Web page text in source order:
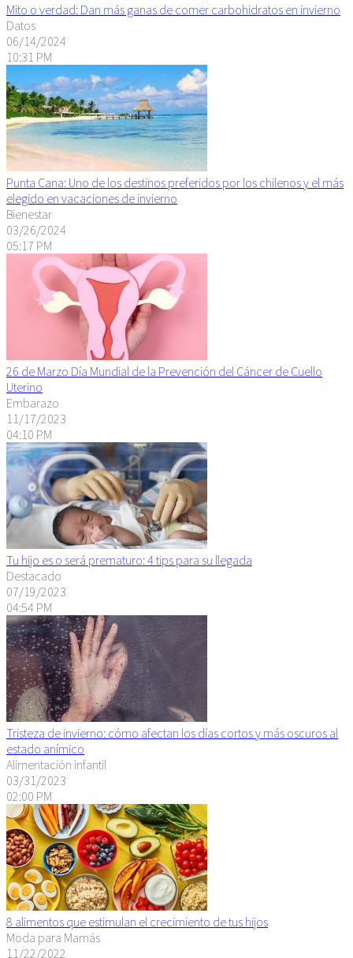
Mito o verdad: Dan más ganas de comer carbohidratos en invierno
Datos
06/14/2024
10:31 PM
Punta Cana: Uno de los destinos preferidos por los chilenos y el más
elegido en vacaciones de invierno
Bienestar
03/26/2024
05:17 PM
26 de Marzo Día Mundial de la Prevención del Cáncer de Cuello
Uterino
Embarazo
11/17/2023
04:10 PM
Tu hijo es o será prematuro: 4 tips para su llegada
Destacado
07/19/2023
04:54 PM
Tristeza de invierno: cómo afectan los días cortos y más oscuros al
estado anímico
Alimentación infantil
03/31/2023
02:00 PM
8 alimentos que estimulan el crecimiento de tus hijos
Moda para Mamás
11/22/2022